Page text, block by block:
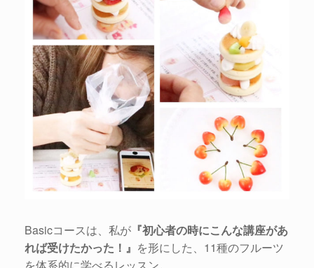
Basicコースは、私が 『初心者の時にこんな講座があ
れば受けたかった！』 を形にした、11種のフルーツ
を体系的に学べるレッスン。